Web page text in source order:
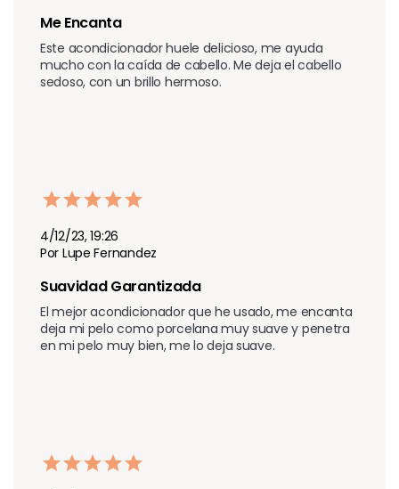
Me Encanta
Este acondicionador huele delicioso, me ayuda
mucho con la caída de cabello. Me deja el cabello
sedoso, con un brillo hermoso.
4/12/23, 19:26
Por Lupe Fernandez
Suavidad Garantizada
El mejor acondicionador que he usado, me encanta
deja mi pelo como porcelana muy suave y penetra
en mi pelo muy bien, me lo deja suave.